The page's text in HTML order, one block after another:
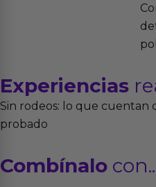
Experiencias
Sin rodeos: lo que cuentan
probado
Combínalo